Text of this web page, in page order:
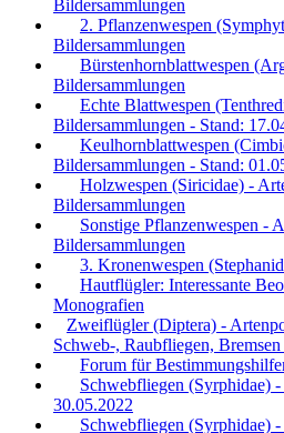
Bildersammlungen
2. Pflanzenwespen
Bildersammlungen
Bürstenhornblattwespen
Bildersammlungen
Echte Blattwespen
Bildersammlungen - Stand:
Keulhornblattwespen
Bildersammlungen - Stand:
Holzwespen (Siricidae) -
Bildersammlungen
Sonstige Pflanzenwespen -
Bildersammlungen
3. Kronenwespen
Hautflügler: Interessante
Monografien
Zweiflügler (Diptera) -
Schweb-, Raubfliegen,
Forum für
Schwebfliegen (Syrphidae)
30.05.2022
Schwebfliegen (Syrphidae)